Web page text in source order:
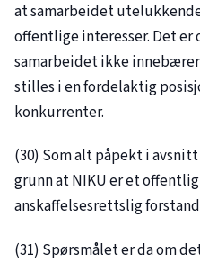
at samarbeidet
offentlige interesser. Det er
samarbeidet ikke
stilles i en fordelaktig
konkurrenter.
(30) Som alt påpekt i
grunn at NIKU er et
anskaffelsesrettslig
(31) Spørsmålet er da om